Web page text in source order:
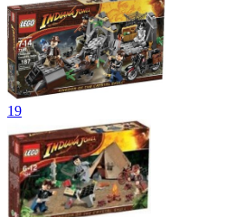
19